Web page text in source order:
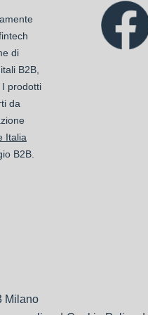
fintech
di
B2B,
prodotti
da
Italia
B2B.
Milano